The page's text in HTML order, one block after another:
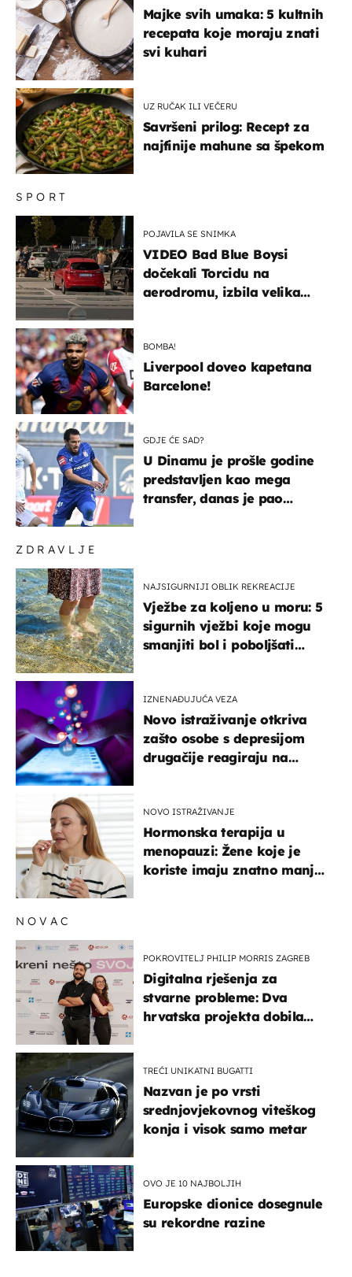
ZDRAVLJE
NAJSIGURNIJI OBLIK REKREACIJE
Vježbe za koljeno u moru: 5
sigurnih vježbi koje mogu
smanjiti bol i poboljšati
IZNENAĐUJUĆA VEZA
Novo istraživanje otkriva
zašto osobe s depresijom
drugačije reagiraju na
NOVO ISTRAŽIVANJE
Hormonska terapija u
menopauzi: Žene koje je
koriste imaju znatno manji
SPORT
POJAVILA SE SNIMKA
VIDEO Bad Blue Boysi
dočekali Torcidu na
aerodromu, izbila velika
BOMBA!
Liverpool doveo kapetana
Barcelone!
GDJE ĆE SAD?
U Dinamu je prošle godine
predstavljen kao mega
transfer, danas je pao
Majke svih umaka: 5 kultnih
recepata koje moraju znati
svi kuhari
UZ RUČAK ILI VEČERU
Savršeni prilog: Recept za
najfinije mahune sa špekom
NOVAC
POKROVITELJ PHILIP MORRIS ZAGREB
Digitalna rješenja za
stvarne probleme: Dva
hrvatska projekta dobila
TREĆI UNIKATNI BUGATTI
Nazvan je po vrsti
srednjovjekovnog viteškog
konja i visok samo metar
OVO JE 10 NAJBOLJIH
Europske dionice dosegnule
su rekordne razine